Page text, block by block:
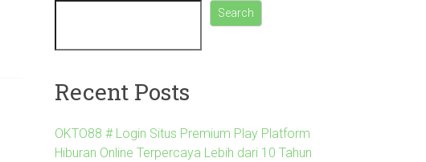
Search
Recent Posts
OKTO88 # Login Situs Premium Play Platform
Hiburan Online Terpercaya Lebih dari 10 Tahun